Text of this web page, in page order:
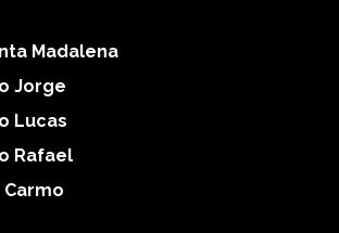
Madalena
Jorge
Lucas
Rafael
Carmo